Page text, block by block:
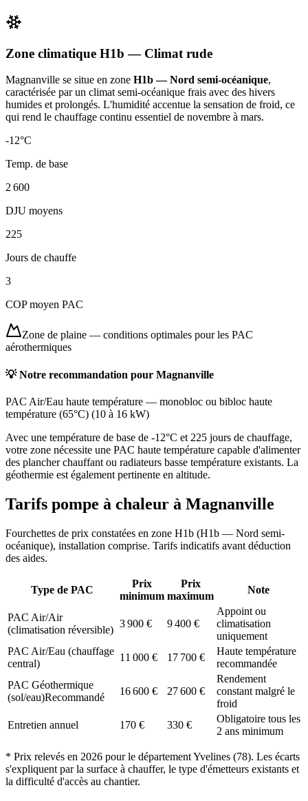
Zone climatique H1b — Climat rude
Magnanville se situe en zone H1b — Nord semi-océanique,
caractérisée par un climat semi-océanique frais avec des hivers
humides et prolongés. L'humidité accentue la sensation de froid, ce
qui rend le chauffage continu essentiel de novembre à mars.
-12°C
Temp. de base
2 600
DJU moyens
225
Jours de chauffe
3
COP moyen PAC
Zone de plaine — conditions optimales pour les PAC
aérothermiques
💡 Notre recommandation pour Magnanville
PAC Air/Eau haute température — monobloc ou bibloc haute
température (65°C) (10 à 16 kW)
Avec une température de base de -12°C et 225 jours de chauffage,
votre zone nécessite une PAC haute température capable d'alimenter
des plancher chauffant ou radiateurs basse température existants. La
géothermie est également pertinente en altitude.
Tarifs pompe à chaleur à Magnanville
Fourchettes de prix constatées en zone H1b (H1b — Nord semi-
océanique), installation comprise. Tarifs indicatifs avant déduction
des aides.
Type de PAC
Prix
minimum
Prix
maximum
Note
PAC Air/Air
(climatisation réversible)
3 900 € 9 400 €
Appoint ou
climatisation
uniquement
PAC Air/Eau (chauffage
central)
11 000 € 17 700 €
Haute température
recommandée
PAC Géothermique
(sol/eau)Recommandé
16 600 € 27 600 €
Rendement
constant malgré le
froid
Entretien annuel
170 € 330 €
Obligatoire tous les
2 ans minimum
* Prix relevés en 2026 pour le départementYvelines (78). Les écarts
s'expliquent par la surface à chauffer, le type d'émetteurs existants et
la difficulté d'accès au chantier.